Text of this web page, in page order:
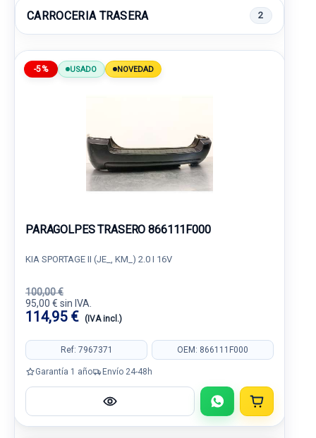
CARROCERIA TRASERA 2
-5% USADO NOVEDAD
PARAGOLPES TRASERO 866111F000
KIA SPORTAGE II (JE_, KM_) 2.0 I 16V
100,00 €
95,00 € sin IVA.
114,95 € (IVA incl.)
Ref: 7967371 OEM: 866111F000
Garantía 1 año Envío 24-48h